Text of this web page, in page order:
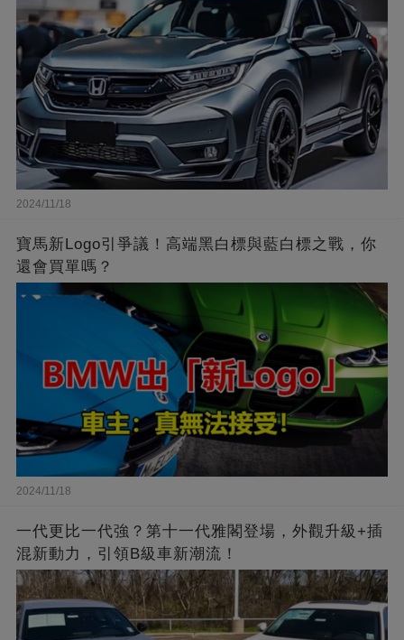
2024/11/18
寶馬新Logo引爭議！高端黑白標與藍白標之戰，你
還會買單嗎？
2024/11/18
一代更比一代強？第十一代雅閣登場，外觀升級+插
混新動力，引領B級車新潮流！